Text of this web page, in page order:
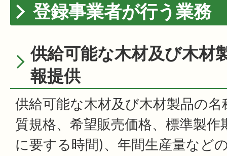
登録事業者が行う業務
供給可能な木材及び木材
報提供
供給可能な木材及び木材製品の
質規格、希望販売価格、標準製
に要する時間)、年間生産量など